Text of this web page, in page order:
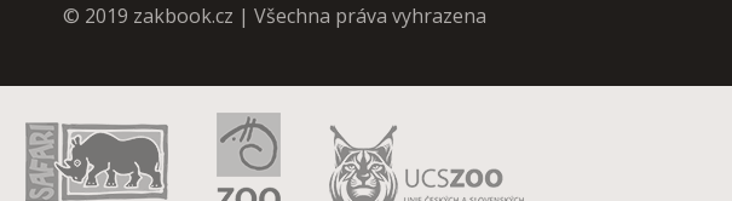
© 2019 zakbook.cz | Všechna práva vyhrazena